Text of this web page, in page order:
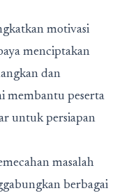
motivasi
menciptakan
dan
membantu peserta
untuk persiapan
masalah
berbagai